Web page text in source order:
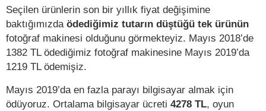
Seçilen ürünlerin son bir yıllık fiyat değişimine
baktığımızda ödediğimiz tutarın düştüğü tek ürünün
fotoğraf makinesi olduğunu görmekteyiz. Mayıs 2018’de
1382 TL ödediğimiz fotoğraf makinesine Mayıs 2019’da
1219 TL ödemişiz.
Mayıs 2019’da en fazla parayı bilgisayar almak için
ödüyoruz. Ortalama bilgisayar ücreti 4278 TL, oyun